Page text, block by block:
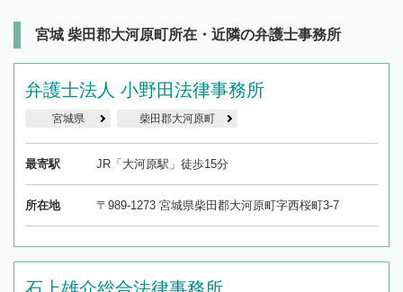
宮城 柴田郡大河原町所在・近隣の弁護士事務所
弁護士法人 小野田法律事務所
宮城県 柴田郡大河原町
最寄駅 JR「大河原駅」徒歩15分
所在地 〒989-1273 宮城県柴田郡大河原町字西桜町3-7